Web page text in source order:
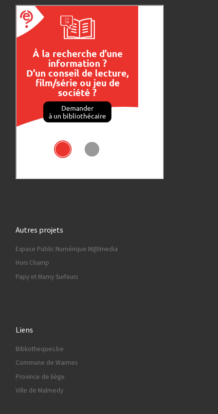
Autres projets
Espace Public Numérique M@lmedia
Hors Champ
Papy et Mamy Surfeurs
Liens
Bibliotheques.be
Commune de Waimes
Province de liège
Ville de Malmedy